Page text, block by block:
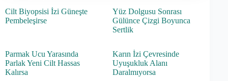
Cilt Biyopsisi İzi Güneşte
Pembeleşirse
Yüz Dolgusu Sonrası
Gülünce Çizgi Boyunca
Sertlik
Parmak Ucu Yarasında
Parlak Yeni Cilt Hassas
Kalırsa
Karın İzi Çevresinde
Uyuşukluk Alanı
Daralmıyorsa